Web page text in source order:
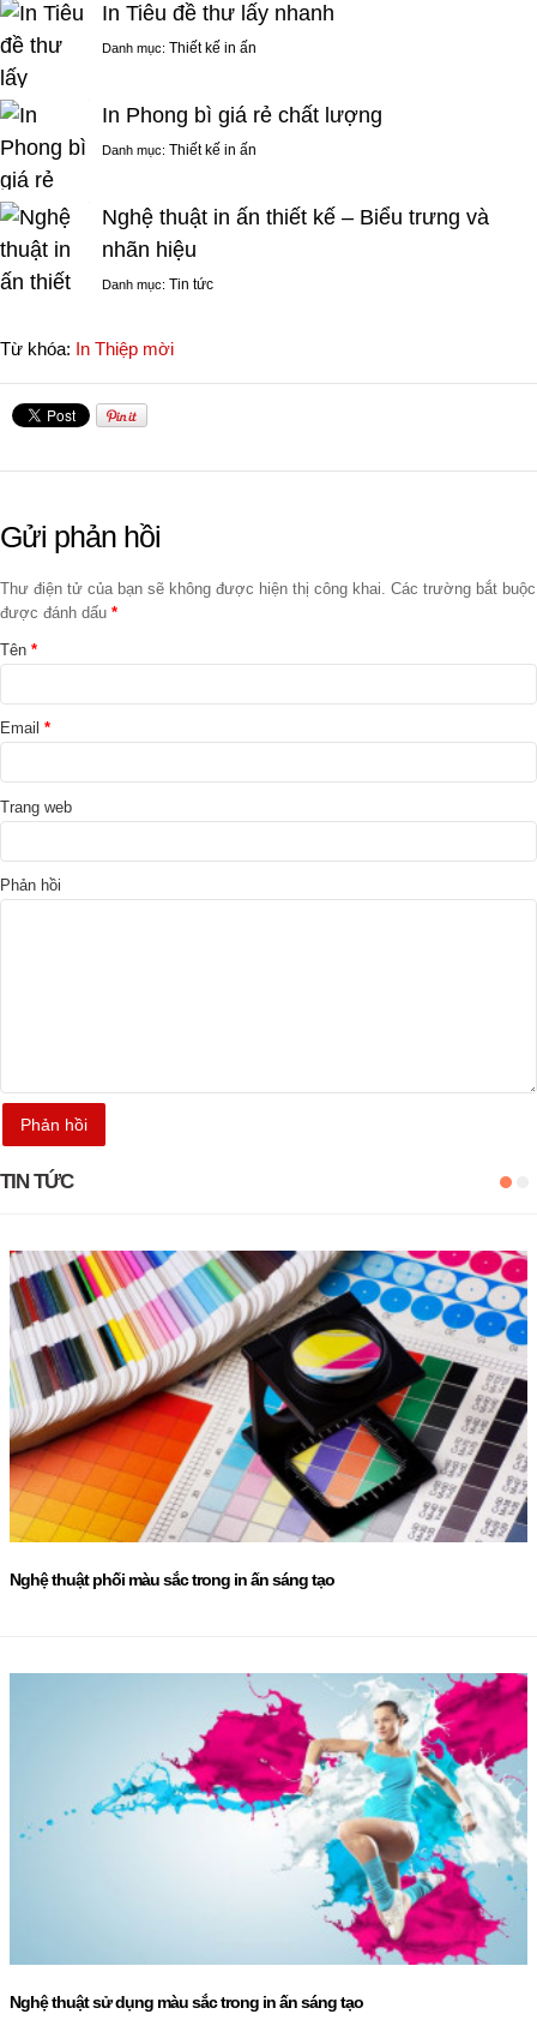
In Tiêu đề thư lấy nhanh
Danh mục: Thiết kế in ấn
In Phong bì giá rẻ chất lượng
Danh mục: Thiết kế in ấn
Nghệ thuật in ấn thiết kế – Biểu trưng và
nhãn hiệu
Danh mục: Tin tức
Từ khóa: In Thiệp mời
Gửi phản hồi
Thư điện tử của bạn sẽ không được hiện thị công khai. Các trường bắt buộc
được đánh dấu *
Tên *
Email *
Trang web
Phản hồi
TIN TỨC
Nghệ thuật phối màu sắc trong in ấn sáng tạo
Nghệ thuật sử dụng màu sắc trong in ấn sáng tạo